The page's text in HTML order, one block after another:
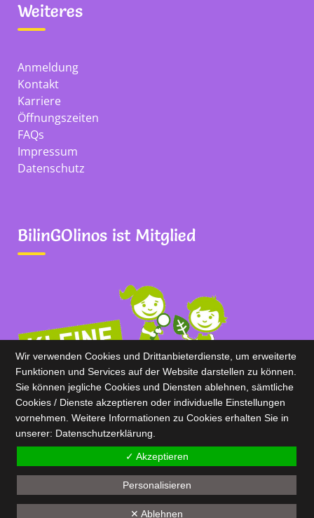
Weiteres
Anmeldung
Kontakt
Karriere
Öffnungszeiten
FAQs
Impressum
Datenschutz
BilinGOlinos ist Mitglied
BilinGOlinos 2020
Wir verwenden Cookies und Drittanbieterdienste, um erweiterte
Funktionen und Services auf der Website darstellen zu können.
Sie können jegliche Cookies und Diensten ablehnen, sämtliche
Cookies / Dienste akzeptieren oder individuelle Einstellungen
vornehmen. Weitere Informationen zu Cookies erhalten Sie in
unserer: Datenschutz­erklärung.
✓ Akzeptieren
Personalisieren
✕ Ablehnen